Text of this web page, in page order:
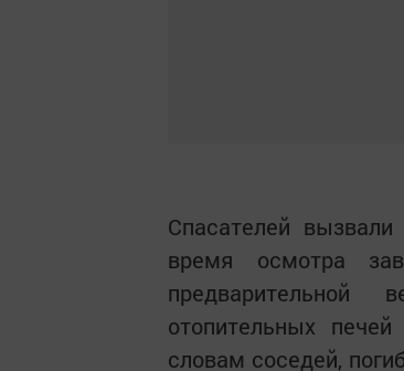
Спасателей
время осмотра
предварительной
отопительных
словам соседей,